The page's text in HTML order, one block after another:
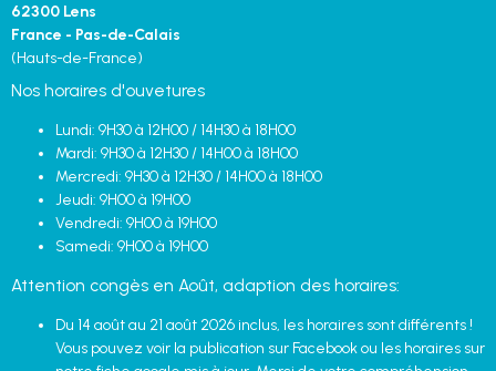
62300 Lens
France - Pas-de-Calais
(Hauts-de-France)
Nos horaires d'ouvetures
Lundi: 9H30 à 12H00 / 14H30 à 18H00
Mardi: 9H30 à 12H30 / 14H00 à 18H00
Mercredi: 9H30 à 12H30 / 14H00 à 18H00
Jeudi: 9H00 à 19H00
Vendredi: 9H00 à 19H00
Samedi: 9H00 à 19H00
Attention congès en Août, adaption des horaires:
Du 14 août au 21 août 2026 inclus, les horaires sont différents !
Vous pouvez voir la publication sur Facebook ou les horaires sur